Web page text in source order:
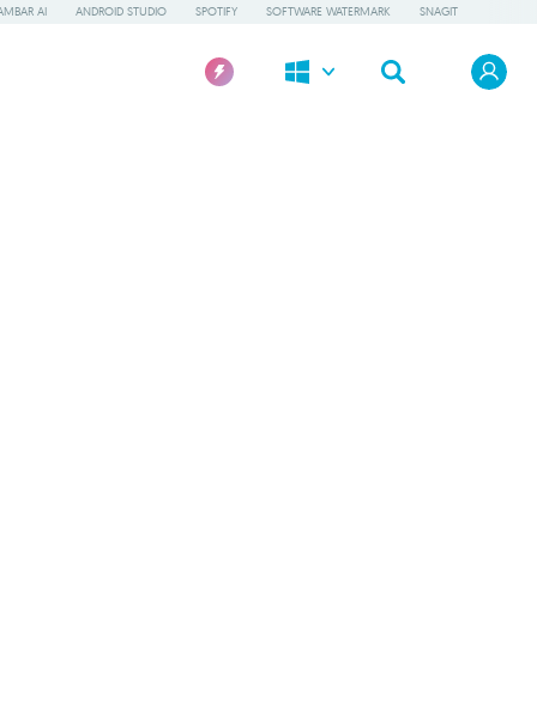
AI ANDROID STUDIO SPOTIFY SOFTWARE WATERMARK SNAGIT